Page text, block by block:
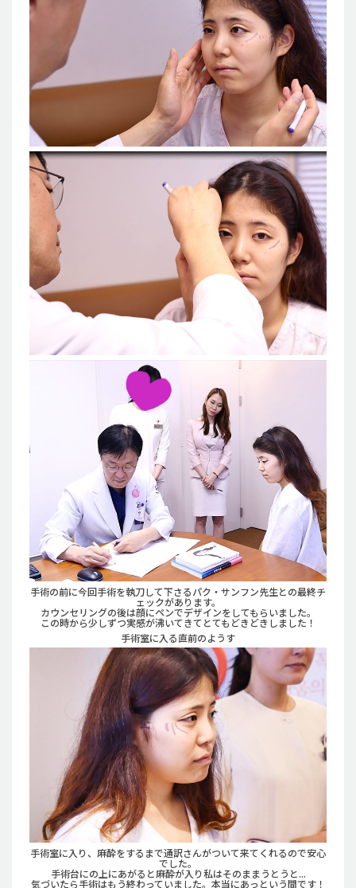
手術の前に今回手術を執刀して下さるパク・サンフン先生との最終チ
ェックがあります。
カウンセリングの後は顔にペンでデザインをしてもらいました。
この時から少しずつ実感が沸いてきてとてもどきどきしました！
手術室に入る直前のようす
手術室に入り、麻酔をするまで通訳さんがついて来てくれるので安心
でした。
手術台にの上にあがると麻酔が入り私はそのままうとうと...
気づいたら手術はもう終わっていました。本当にあっという間です！